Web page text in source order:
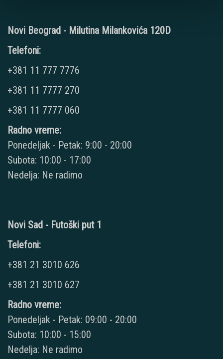
Novi Beograd - Milutina Milankovića 120D
Telefoni:
+381 11 777 7776
+381 11 7777 270
+381 11 7777 060
Radno vreme:
Ponedeljak - Petak: 9:00 - 20:00
Subota: 10:00 - 17:00
Nedelja: Ne radimo
Novi Sad - Futoški put 1
Telefoni:
+381 21 3010 626
+381 21 3010 627
Radno vreme:
Ponedeljak - Petak: 09:00 - 20:00
Subota: 10:00 - 15:00
Nedelja: Ne radimo